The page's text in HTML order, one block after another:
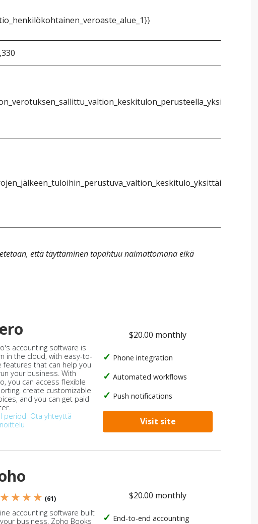
että täyttäminen tapahtuu naimattomana eikä
accounting software is
in the cloud, with easy-to-
features that can help you
your business. With
you can access flexible
create customizable
and you can get paid
period Ota yhteyttä
$20.00 monthly
Phone integration
Automated workflows
Push notifications
Visit site
★ ★ ★ (61)
accounting software built
business. Zoho Books
$20.00 monthly
End-to-end accounting